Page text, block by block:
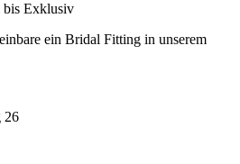
bis Exklusiv
ein Bridal Fitting in unserem
26